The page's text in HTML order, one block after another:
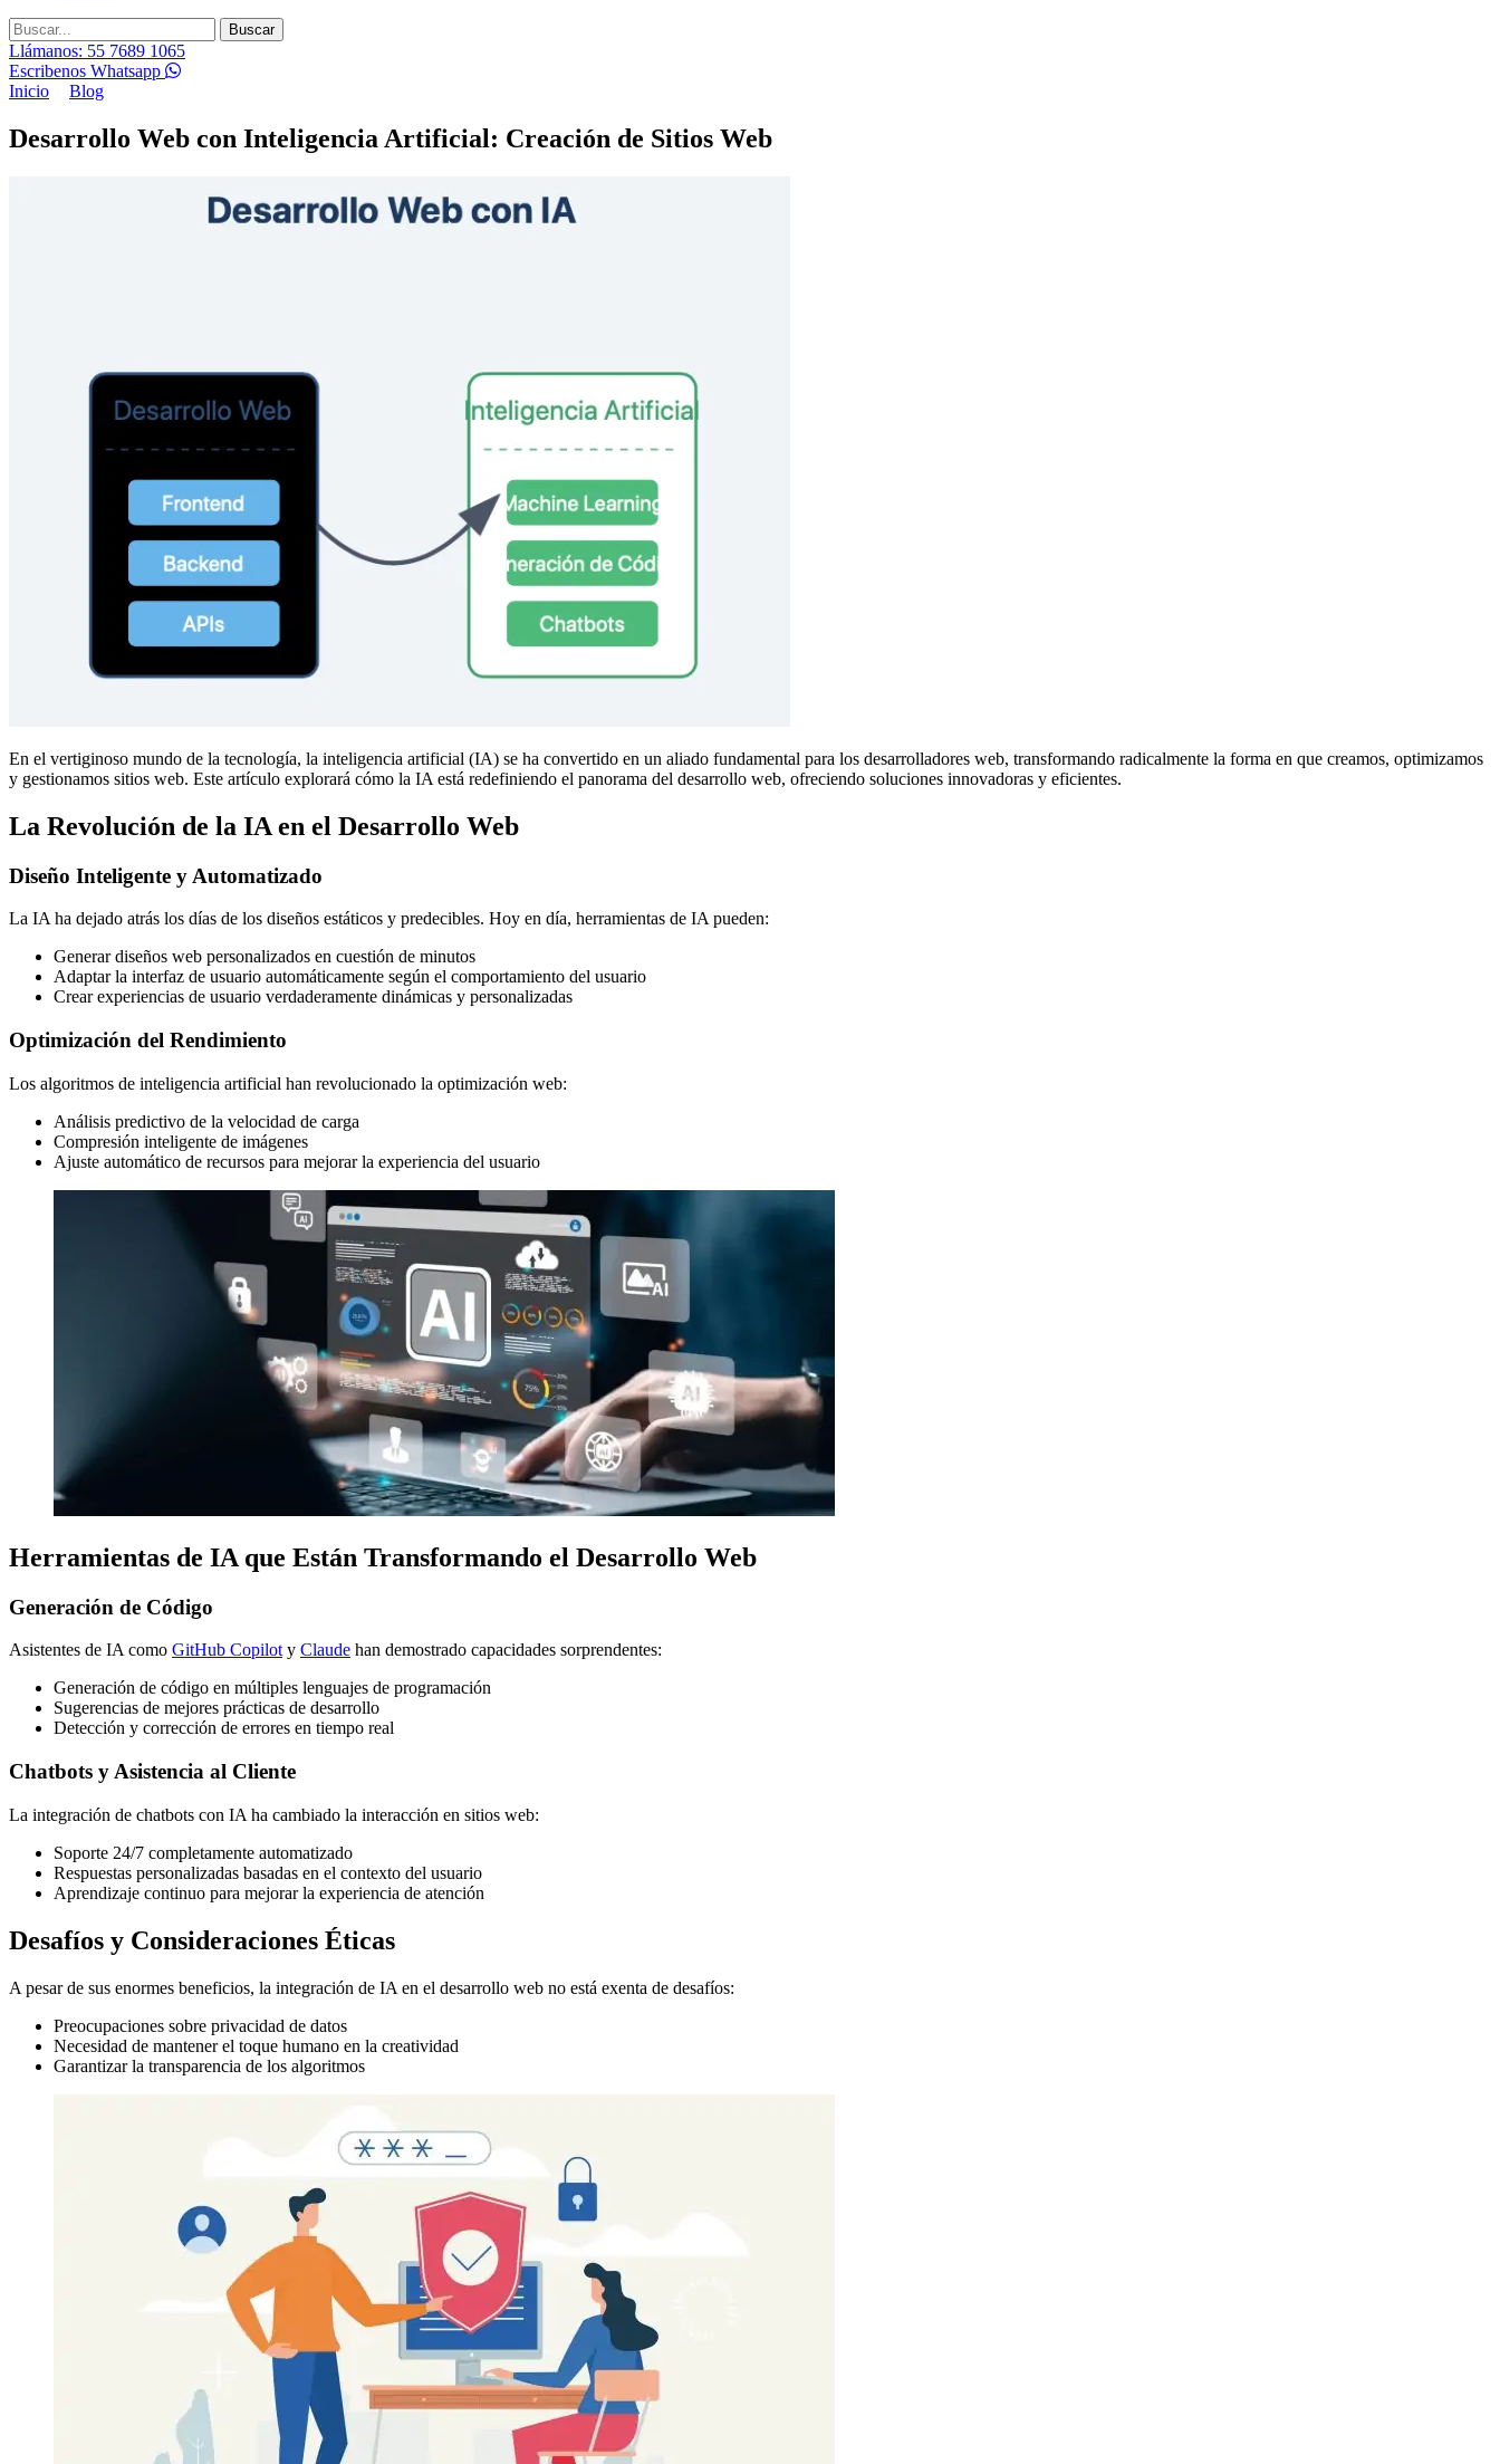
Buscar
Llámanos: 55 7689 1065
Escribenos Whatsapp
Inicio
Blog
Desarrollo Web con Inteligencia Artificial: Creación de Sitios Web
En el vertiginoso mundo de la tecnología, la inteligencia artificial (IA) se ha convertido en un aliado fundamental para los desarrolladores web, transformando radicalmente la forma en que creamos, optimizamos
y gestionamos sitios web. Este artículo explorará cómo la IA está redefiniendo el panorama del desarrollo web, ofreciendo soluciones innovadoras y eficientes.
La Revolución de la IA en el Desarrollo Web
Diseño Inteligente y Automatizado
La IA ha dejado atrás los días de los diseños estáticos y predecibles. Hoy en día, herramientas de IA pueden:
Generar diseños web personalizados en cuestión de minutos
Adaptar la interfaz de usuario automáticamente según el comportamiento del usuario
Crear experiencias de usuario verdaderamente dinámicas y personalizadas
Optimización del Rendimiento
Los algoritmos de inteligencia artificial han revolucionado la optimización web:
Análisis predictivo de la velocidad de carga
Compresión inteligente de imágenes
Ajuste automático de recursos para mejorar la experiencia del usuario
Herramientas de IA que Están Transformando el Desarrollo Web
Generación de Código
Asistentes de IA como GitHub Copilot y Claude han demostrado capacidades sorprendentes:
Generación de código en múltiples lenguajes de programación
Sugerencias de mejores prácticas de desarrollo
Detección y corrección de errores en tiempo real
Chatbots y Asistencia al Cliente
La integración de chatbots con IA ha cambiado la interacción en sitios web:
Soporte 24/7 completamente automatizado
Respuestas personalizadas basadas en el contexto del usuario
Aprendizaje continuo para mejorar la experiencia de atención
Desafíos y Consideraciones Éticas
A pesar de sus enormes beneficios, la integración de IA en el desarrollo web no está exenta de desafíos:
Preocupaciones sobre privacidad de datos
Necesidad de mantener el toque humano en la creatividad
Garantizar la transparencia de los algoritmos